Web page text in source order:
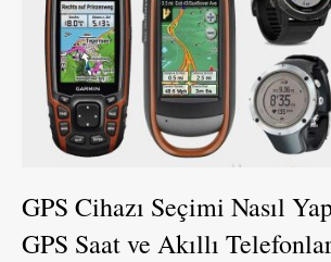
GPS Cihazı Seçimi Nasıl
GPS Saat ve Akıllı